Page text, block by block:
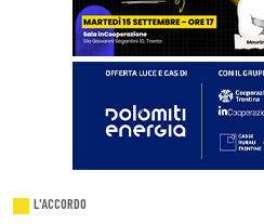
L'ACCORDO